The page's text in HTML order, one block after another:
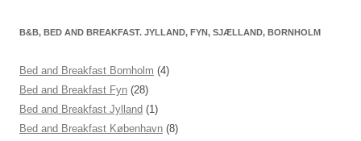
B&B, BED AND BREAKFAST. JYLLAND, FYN, SJÆLLAND, BORNHOLM
Bed and Breakfast Bornholm (4)
Bed and Breakfast Fyn (28)
Bed and Breakfast Jylland (1)
Bed and Breakfast København (8)